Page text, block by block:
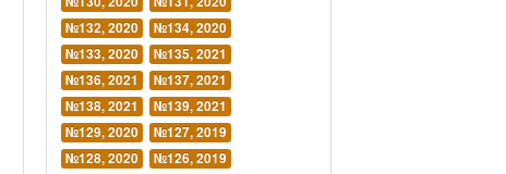
№132, 2020
№134, 2020
№133, 2020
№135, 2021
№136, 2021
№137, 2021
№138, 2021
№139, 2021
№129, 2020
№127, 2019
№128, 2020
№126, 2019